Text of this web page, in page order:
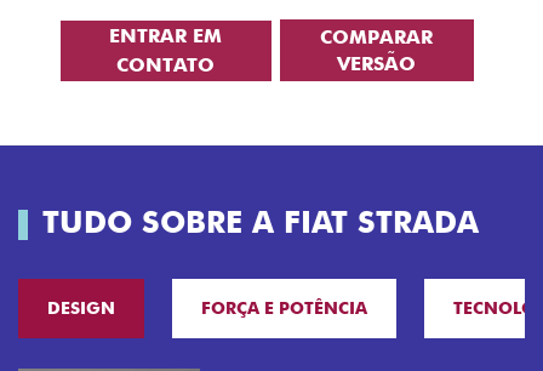
ENTRAR EM
CONTATO
COMPARAR
VERSÃO
TUDO SOBRE A FIAT STRADA
DESIGN FORÇA E POTÊNCIA